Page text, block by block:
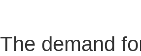
The demand